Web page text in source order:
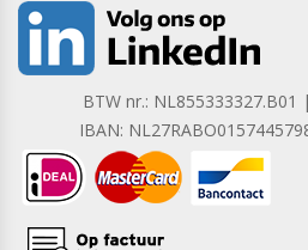
BTW nr.: NL855333327.B01
IBAN: